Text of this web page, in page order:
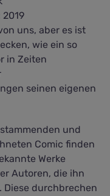
2019
uns, aber es ist
wie ein so
in Zeiten
seinen eigenen
und
Comic finden
Werke
Autoren, die ihn
Diese durchbrechen